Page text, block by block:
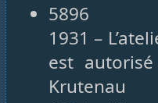
5896
1931 –
est
Krutenau